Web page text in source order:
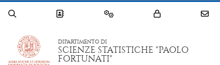
DIPARTIMENTO DI
SCIENZE STATISTICHE "PAOLO
FORTUNATI"